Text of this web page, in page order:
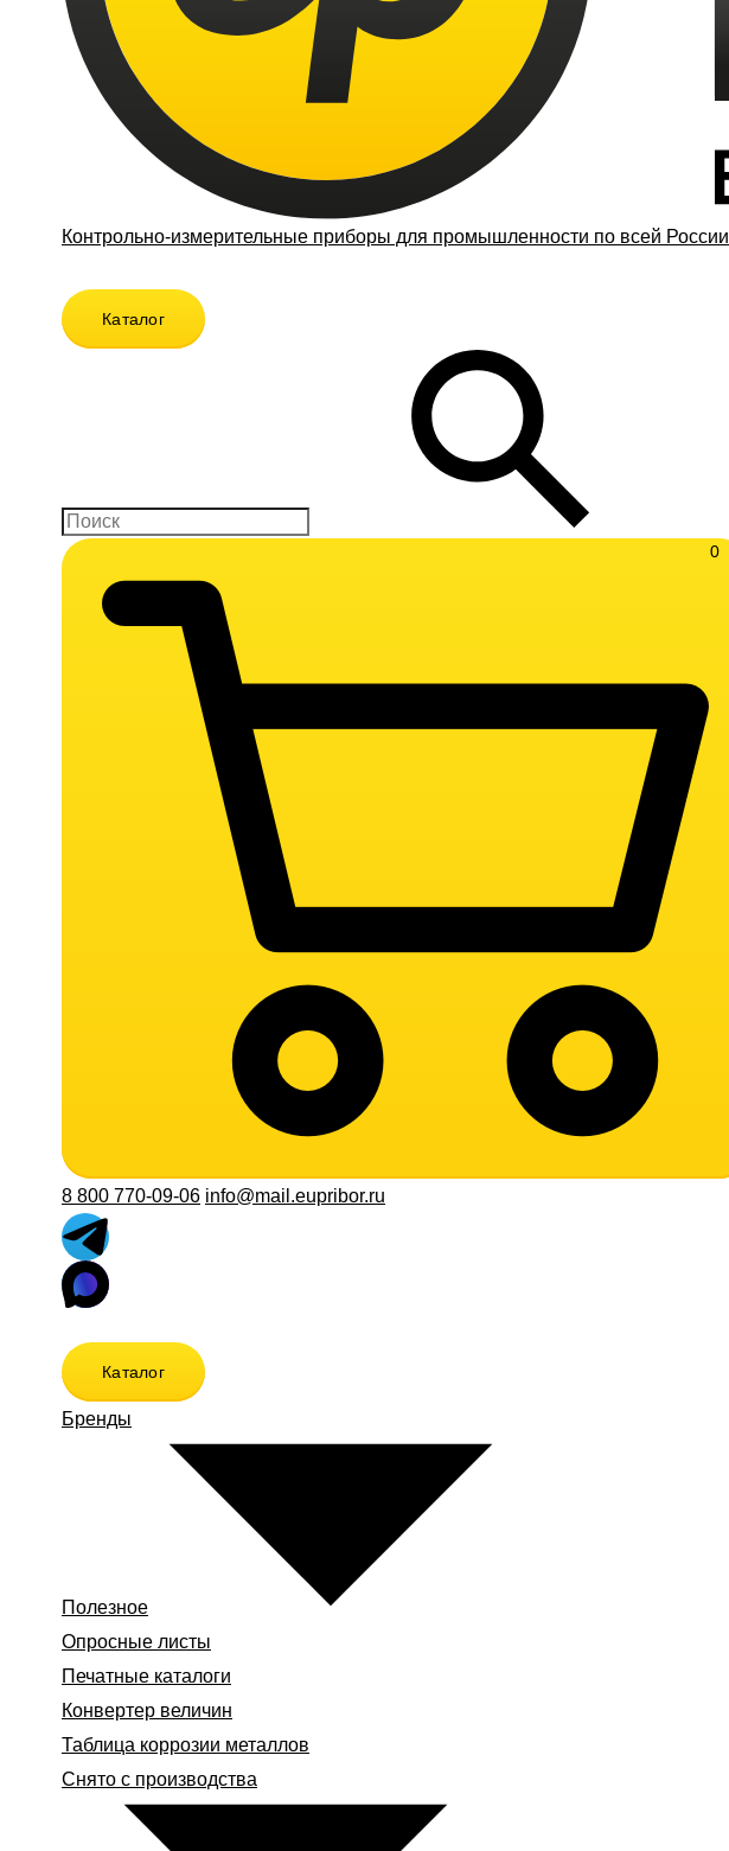
Контрольно-измерительные приборы для промышленности по всей России
Каталог
0
8 800 770-09-06 info@mail.eupribor.ru
Каталог
Бренды
Полезное
Опросные листы
Печатные каталоги
Конвертер величин
Таблица коррозии металлов
Снято с производства